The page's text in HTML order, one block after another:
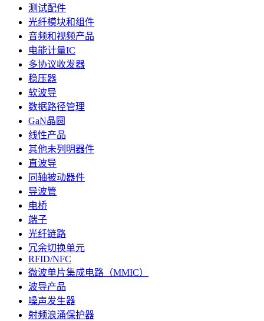
测试配件
光纤模块和组件
音频和视频产品
电能计量IC
多协议收发器
稳压器
软波导
数据路径管理
GaN晶圆
线性产品
其他未列明器件
直波导
同轴被动器件
导波管
电桥
端子
光纤链路
冗余切换单元
RFID/NFC
微波单片集成电路（MMIC）
波导产品
噪声发生器
射频浪涌保护器